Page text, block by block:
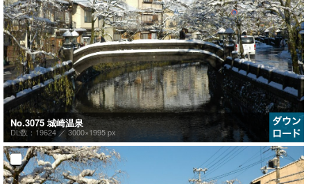
No.3075 城崎温泉
DL数：19624 ／ 3000×1995 px